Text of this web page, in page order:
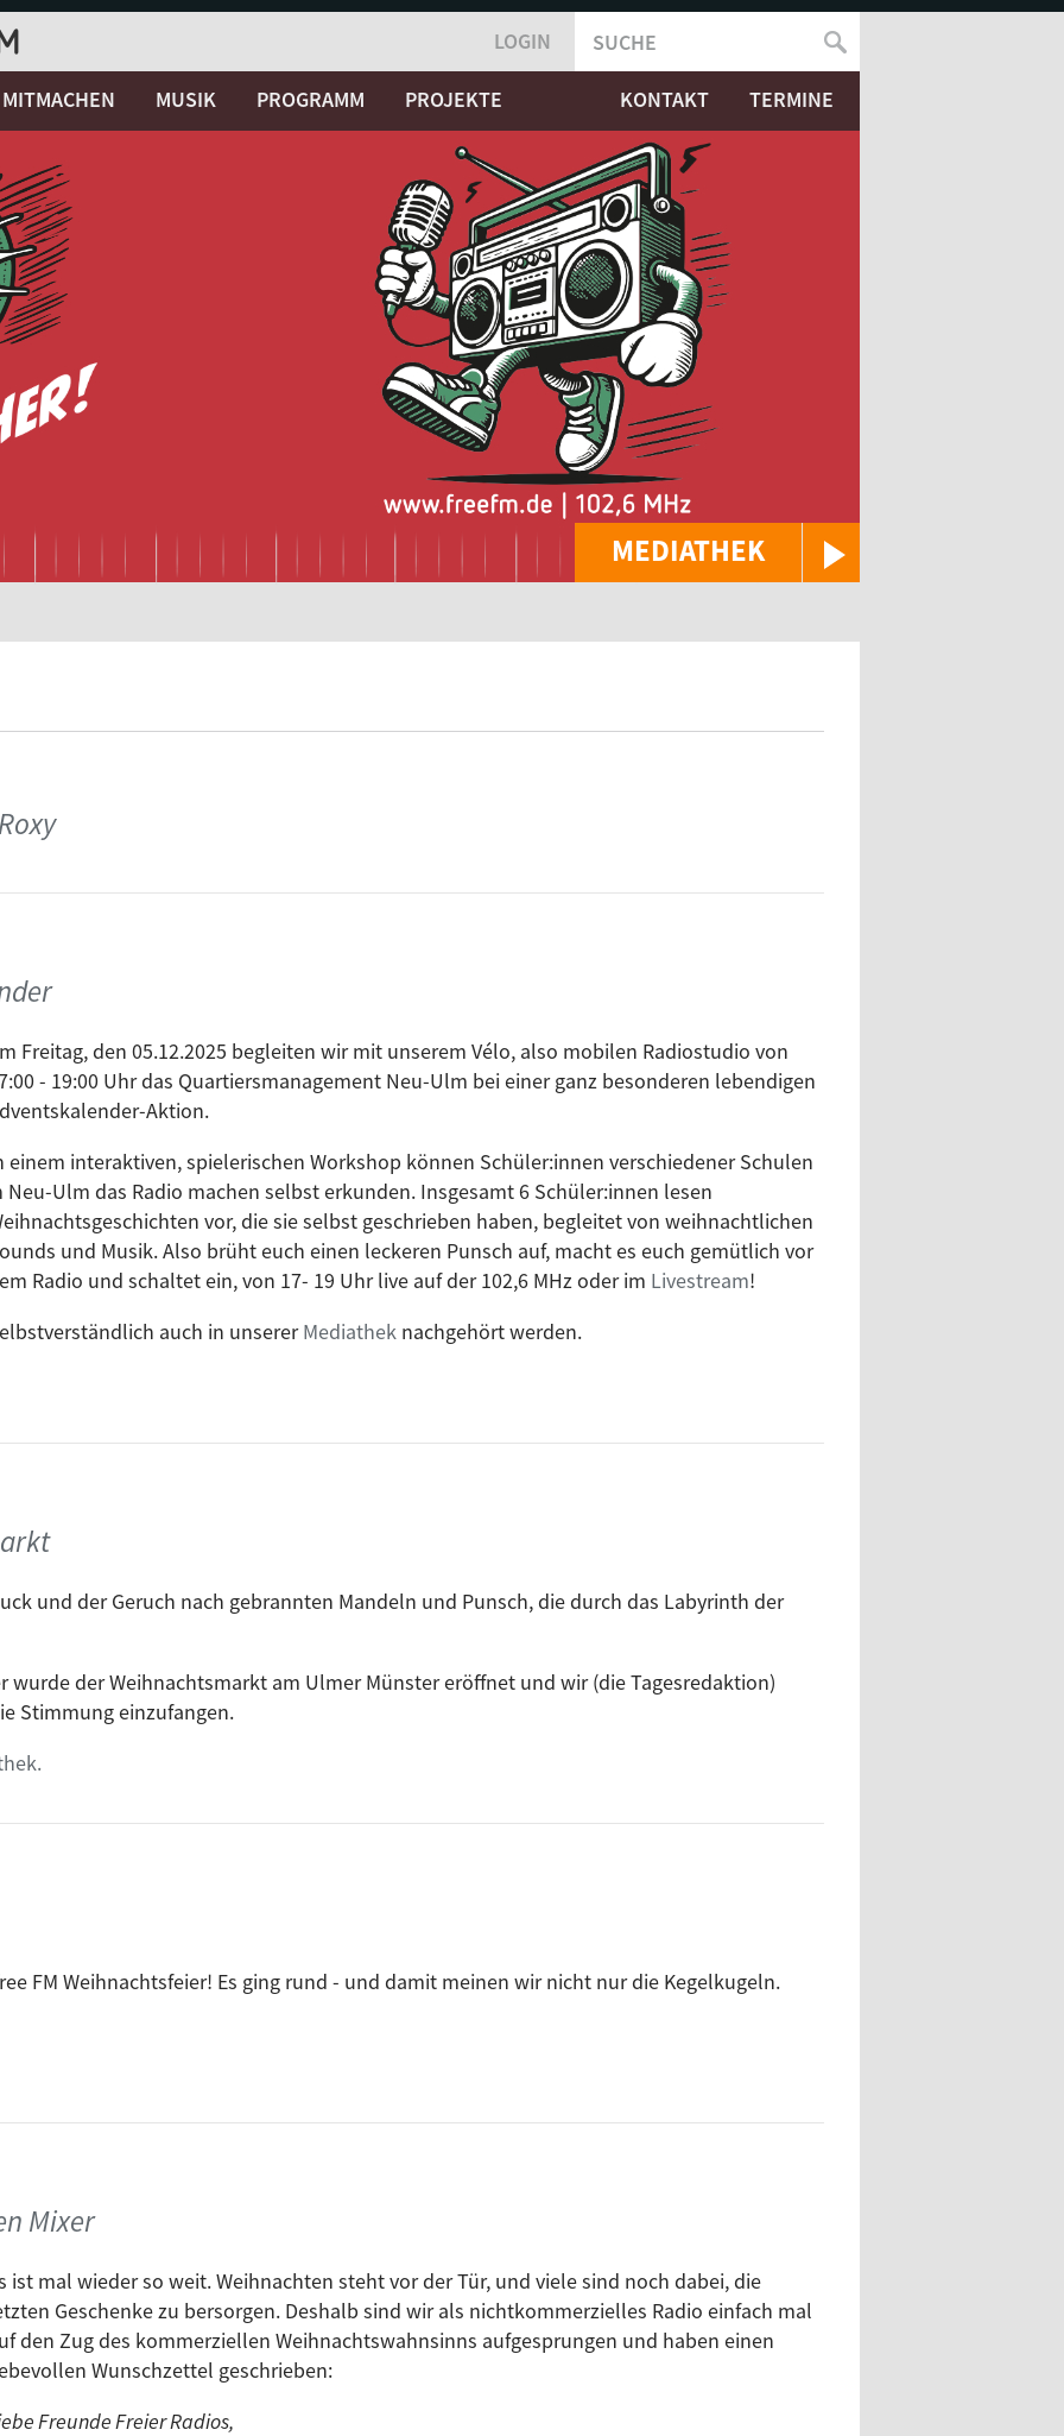
MEDIATHEK
LOGIN
SUCHFORMULAR
SUCHE
MITMACHEN MUSIK PROGRAMM PROJEKTE KONTAKT TERMINE
Freitag, den 05.12.2025 begleiten wir mit unserem Vélo, also mobilen Radiostudio von
- 19:00 Uhr das Quartiersmanagement Neu-Ulm bei einer ganz besonderen lebendigen
Aktion.
einem interaktiven, spielerischen Workshop können Schüler:innen verschiedener Schulen
Neu-Ulm das Radio machen selbst erkunden. Insgesamt 6 Schüler:innen lesen
vor, die sie selbst geschrieben haben, begleitet von weihnachtlichen
und Musik. Also brüht euch einen leckeren Punsch auf, macht es euch gemütlich vor
Radio und schaltet ein, von 17- 19 Uhr live auf der 102,6 MHz oder im Livestream!
auch in unsererMediathek nachgehört werden.
und der Geruch nach gebrannten Mandeln und Punsch, die durch das Labyrinth der
wurde der Weihnachtsmarkt am Ulmer Münster eröffnet und wir (die Tagesredaktion)
Stimmung einzufangen.
FM Weihnachtsfeier! Es ging rund - und damit meinen wir nicht nur die Kegelkugeln.
Mixer
ist mal wieder so weit. Weihnachten steht vor der Tür, und viele sind noch dabei, die
Geschenke zu bersorgen. Deshalb sind wir als nichtkommerzielles Radio einfach mal
den Zug des kommerziellen Weihnachtswahnsinns aufgesprungen und haben einen
Wunschzettel geschrieben:
Freunde Freier Radios,